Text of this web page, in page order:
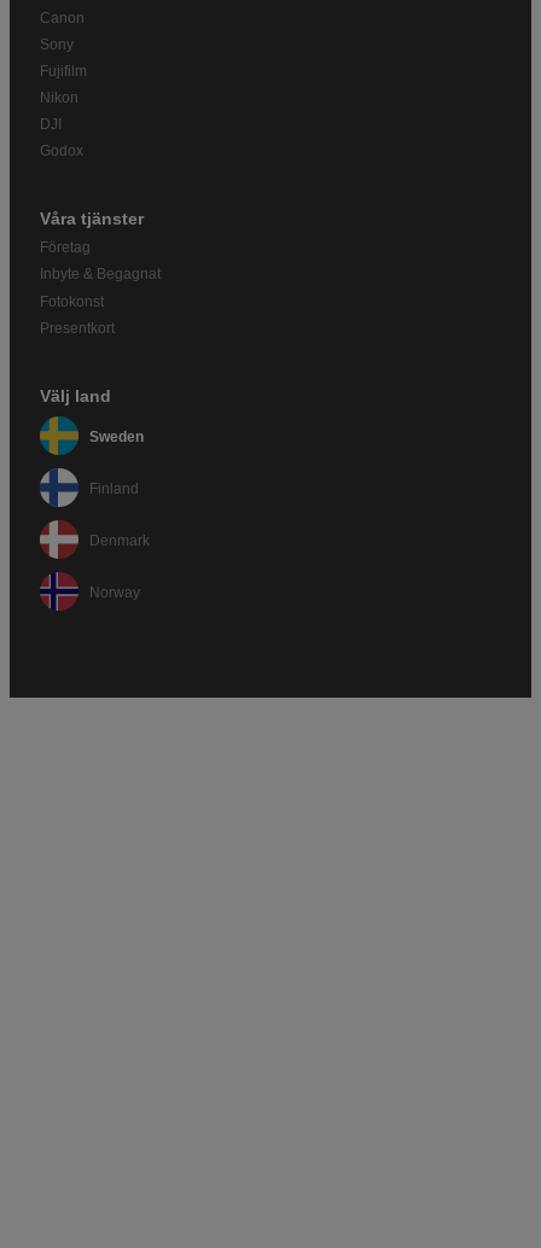
Canon
Sony
Fujifilm
Nikon
DJI
Godox
Våra tjänster
Företag
Inbyte & Begagnat
Fotokonst
Presentkort
Välj land
Sweden
Finland
Denmark
Norway